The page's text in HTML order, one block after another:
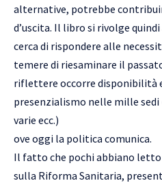
alternative, potrebbe
d’uscita. Il libro si rivolge
cerca di rispondere alle
temere di riesaminare il
riflettere occorre disponibilità
presenzialismo nelle mille
varie ecc.)
ove oggi la politica comunica.
Il fatto che pochi abbiano
sulla Riforma Sanitaria,